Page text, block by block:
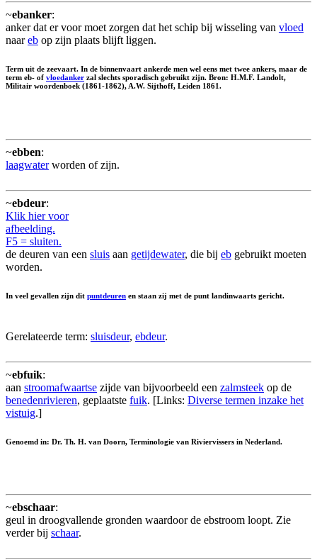
~ebanker:
anker dat er voor moet zorgen dat het schip bij wisseling van vloed
naareb op zijn plaats blijft liggen.
Term uit de zeevaart. In de binnenvaart ankerde men wel eens met twee ankers, maar de
term eb- of vloedanker zal slechts sporadisch gebruikt zijn. Bron: H.M.F. Landolt,
Militair woordenboek (1861-1862), A.W. Sijthoff, Leiden 1861.
~ebben:
laagwaterworden of zijn.
~ebdeur:
Klik hier voor
afbeelding.
F5 = sluiten.
de deuren van een sluis aan getijdewater, die bij eb gebruikt moeten
worden.
In veel gevallen zijn dit puntdeuren en staan zij met de punt landinwaarts gericht.
Gerelateerde term: sluisdeur, ebdeur.
~ebfuik:
aan stroomafwaartse zijde van bijvoorbeeld een zalmsteek op de
benedenrivieren, geplaatste fuik. [Links: Diverse termen inzake het
vistuig.]
Genoemd in: Dr. Th. H. van Doorn, Terminologie van Riviervissers in Nederland.
~ebschaar:
geul in droogvallende gronden waardoor de ebstroom loopt. Zie
verder bij schaar.